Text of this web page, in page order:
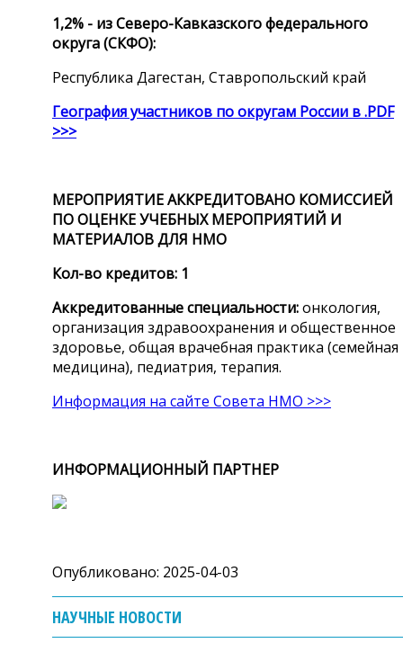
1,2% - из Северо-Кавказского федерального
округа (СКФО):
Республика Дагестан, Ставропольский край
География участников по округам России в .PDF
>>>
МЕРОПРИЯТИЕ АККРЕДИТОВАНО КОМИССИЕЙ
ПО ОЦЕНКЕ УЧЕБНЫХ МЕРОПРИЯТИЙ И
МАТЕРИАЛОВ ДЛЯ НМО
Кол-во кредитов: 1
Аккредитованные специальности:онкология,
организация здравоохранения и общественное
здоровье, общая врачебная практика (семейная
медицина), педиатрия, терапия.
Информация на сайте Совета НМО >>>
ИНФОРМАЦИОННЫЙ ПАРТНЕР
Опубликовано: 2025-04-03
НАУЧНЫЕ НОВОСТИ